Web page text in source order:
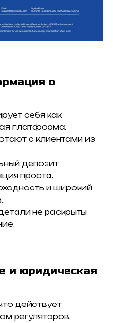
о
себя как
платформа.
с клиентами из
депозит
проста.
и широкий
не раскрыты
и юридическая
действует
регуляторов.